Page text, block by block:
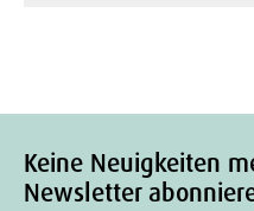
Keine Neuigkeiten
Newsletter